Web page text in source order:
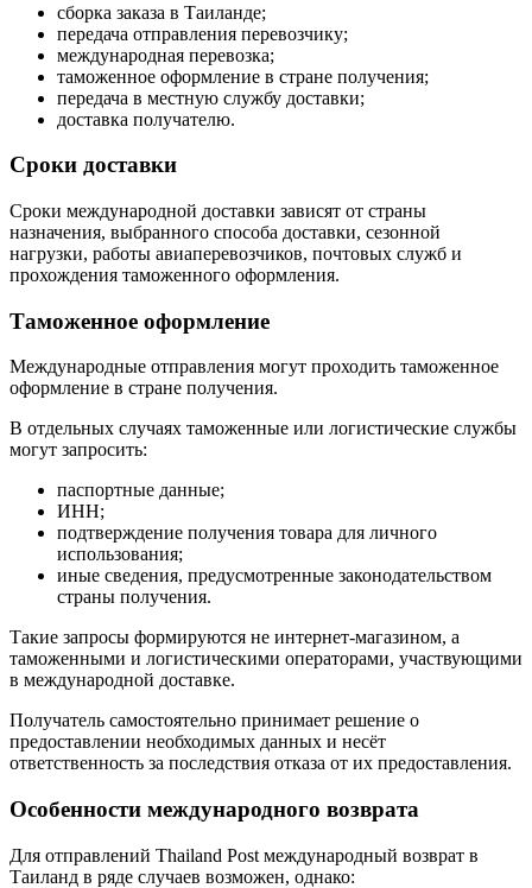
сборка заказа в Таиланде;
передача отправления перевозчику;
международная перевозка;
таможенное оформление в стране получения;
передача в местную службу доставки;
доставка получателю.
Сроки доставки
Сроки международной доставки зависят от страны
назначения, выбранного способа доставки, сезонной
нагрузки, работы авиаперевозчиков, почтовых служб и
прохождения таможенного оформления.
Таможенное оформление
Международные отправления могут проходить таможенное
оформление в стране получения.
В отдельных случаях таможенные или логистические службы
могут запросить:
паспортные данные;
ИНН;
подтверждение получения товара для личного
использования;
иные сведения, предусмотренные законодательством
страны получения.
Такие запросы формируются не интернет-магазином, а
таможенными и логистическими операторами, участвующими
в международной доставке.
Получатель самостоятельно принимает решение о
предоставлении необходимых данных и несёт
ответственность за последствия отказа от их предоставления.
Особенности международного возврата
Для отправлений Thailand Post международный возврат в
Таиланд в ряде случаев возможен, однако: